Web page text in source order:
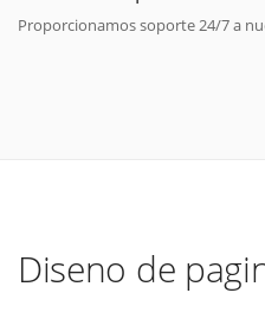
Proporcionamos soporte 24/7 a
Diseno de